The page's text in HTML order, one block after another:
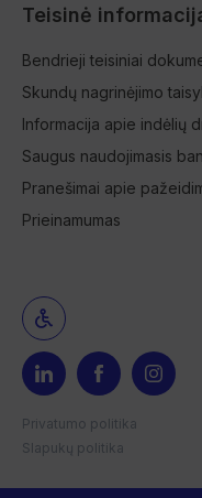
Teisinė
Bendrieji teisiniai
Skundų nagrinėjimo
Informacija apie indėlių
Saugus naudojimasis
Pranešimai apie
Prieinamumas
Privatumo politika
Slapukų politika